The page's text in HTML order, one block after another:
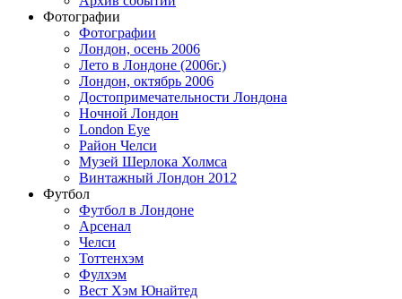
Фотографии
Фотографии
Лондон, осень 2006
Лето в Лондоне (2006г.)
Лондон, октябрь 2006
Достопримечательности Лондона
Ночной Лондон
London Eye
Район Челси
Музей Шерлока Холмса
Винтажный Лондон 2012
Футбол
Футбол в Лондоне
Арсенал
Челси
Тоттенхэм
Фулхэм
Вест Хэм Юнайтед